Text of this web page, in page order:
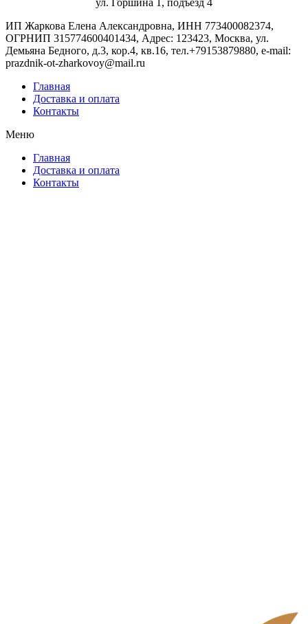
ул. Горшина 1, подъезд 4
ИП Жаркова Елена Александровна, ИНН 773400082374,
ОГРНИП 315774600401434, Адрес: 123423, Москва, ул.
Демьяна Бедного, д.3, кор.4, кв.16, тел.+79153879880, e-mail:
prazdnik-ot-zharkovoy@mail.ru
Главная
Доставка и оплата
Контакты
Меню
Главная
Доставка и оплата
Контакты